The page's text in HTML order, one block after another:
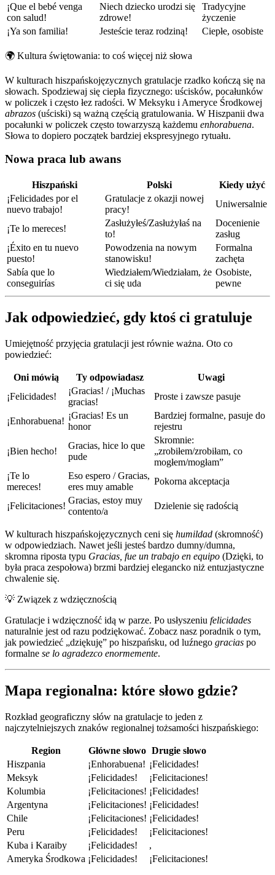
¡Que el bebé venga
con salud!
Niech dziecko urodzi się
zdrowe!
Tradycyjne
życzenie
¡Ya son familia!
Jesteście teraz rodziną! Ciepłe, osobiste
🌍 Kultura świętowania: to coś więcej niż słowa
W kulturach hiszpańskojęzycznych gratulacje rzadko kończą się na
słowach. Spodziewaj się ciepła fizycznego: uścisków, pocałunków
w policzek i często łez radości. W Meksyku i Ameryce Środkowej
abrazos (uściski) są ważną częścią gratulowania. W Hiszpanii dwa
pocałunki w policzek często towarzyszą każdemu enhorabuena.
Słowa to dopiero początek bardziej ekspresyjnego rytuału.
Nowa praca lub awans
Hiszpański Polski
Kiedy użyć
¡Felicidades por el
nuevo trabajo!
Gratulacje z okazji nowej
pracy!
Uniwersalnie
¡Te lo mereces!
Zasłużyłeś/Zasłużyłaś na
to!
Docenienie
zasług
¡Éxito en tu nuevo
puesto!
Powodzenia na nowym
stanowisku!
Formalna
zachęta
Sabía que lo
conseguirías
Wiedziałem/Wiedziałam, że
ci się uda
Osobiste,
pewne
Jak odpowiedzieć, gdy ktoś ci gratuluje
Umiejętność przyjęcia gratulacji jest równie ważna. Oto co
powiedzieć:
Oni mówią Ty odpowiadasz
Uwagi
¡Felicidades!
¡Gracias! / ¡Muchas
gracias!
Proste i zawsze pasuje
¡Enhorabuena!
¡Gracias! Es un
honor
Bardziej formalne, pasuje do
rejestru
¡Bien hecho!
Gracias, hice lo que
pude
Skromnie:
„zrobiłem/zrobiłam, co
mogłem/mogłam”
¡Te lo
mereces!
Eso espero / Gracias,
eres muy amable
Pokorna akceptacja
¡Felicitaciones!
Gracias, estoy muy
contento/a
Dzielenie się radością
W kulturach hiszpańskojęzycznych ceni się humildad (skromność)
w odpowiedziach. Nawet jeśli jesteś bardzo dumny/dumna,
skromna riposta typu Gracias, fue un trabajo en equipo (Dzięki, to
była praca zespołowa) brzmi bardziej elegancko niż entuzjastyczne
chwalenie się.
💡 Związek z wdzięcznością
Gratulacje i wdzięczność idą w parze. Po usłyszeniu felicidades
naturalnie jest od razu podziękować. Zobacz nasz poradnik o tym,
jak powiedzieć „dziękuję” po hiszpańsku, od luźnego gracias po
formalne se lo agradezco enormemente.
Mapa regionalna: które słowo gdzie?
Rozkład geograficzny słów na gratulacje to jeden z
najczytelniejszych znaków regionalnej tożsamości hiszpańskiego:
Region Główne słowo Drugie słowo
Hiszpania
¡Enhorabuena! ¡Felicidades!
Meksyk
¡Felicidades!
¡Felicitaciones!
Kolumbia
¡Felicitaciones! ¡Felicidades!
Argentyna
¡Felicitaciones! ¡Felicidades!
Chile
¡Felicitaciones! ¡Felicidades!
Peru
¡Felicidades!
¡Felicitaciones!
Kuba i Karaiby
¡Felicidades!
,
Ameryka Środkowa ¡Felicidades! ¡Felicitaciones!